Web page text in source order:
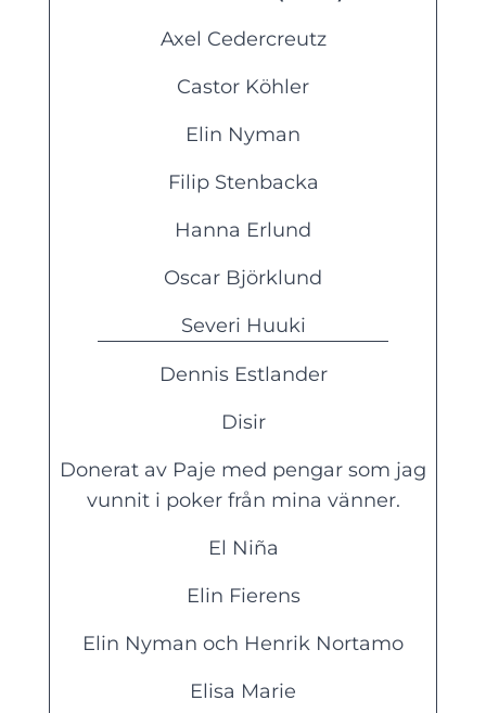
Axel Cedercreutz
Castor Köhler
Elin Nyman
Filip Stenbacka
Hanna Erlund
Oscar Björklund
Severi Huuki
Dennis Estlander
Disir
Donerat av Paje med pengar som jag
vunnit i poker från mina vänner.
El Niña
Elin Fierens
Elin Nyman och Henrik Nortamo
Elisa Marie